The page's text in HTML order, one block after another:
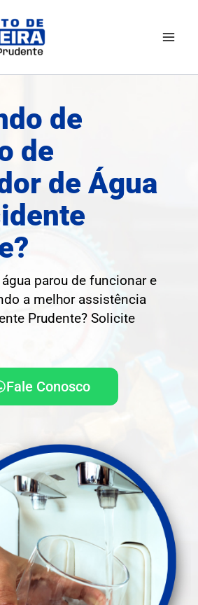
de
de
de Água
parou de funcionar e
a melhor assistência
Prudente? Solicite
Fale Conosco